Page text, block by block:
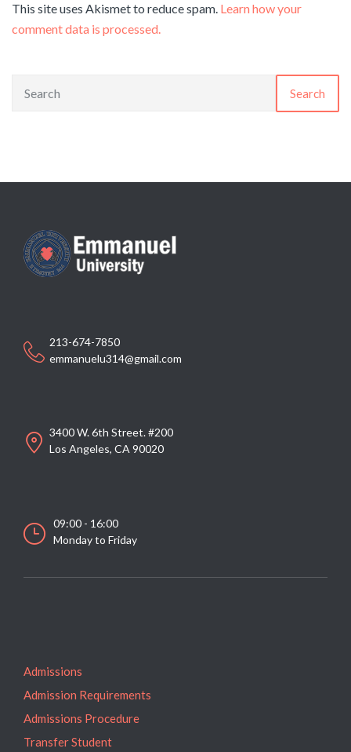
This site uses Akismet to reduce spam. Learn how your
comment data is processed.
Search
213-674-7850
emmanuelu314@gmail.com
3400 W. 6th Street. #200
Los Angeles, CA 90020
09:00 - 16:00
Monday to Friday
Admissions
Admission Requirements
Admissions Procedure
Transfer Student